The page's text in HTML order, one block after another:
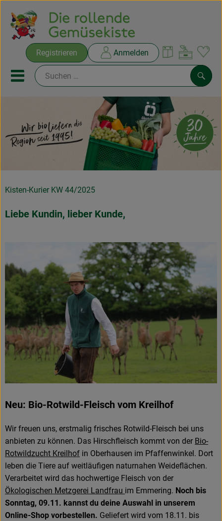
Registrieren Anmelden
Mobiles Menu öffnen oder
Rezepte
NEUES & ANGEBOTE
Ökokisten
Naturkost
Getränke
Drogerie & Diverses
Lieferservice
Kisten-Kurier KW 44/2025
Liebe Kundin, lieber Kunde,
Neu: Bio-Rotwild-Fleisch vom Kreilhof
Wir freuen uns, erstmalig frisches Rotwild-Fleisch bei uns
anbieten zu können. Das Hirschfleisch kommt von der Bio-
Rotwildzucht Kreilhof in Oberhausen im Pfaffenwinkel. Dort
leben die Tiere auf weitläufigen naturnahen Weideflächen.
Verarbeitet wird das hochwertige Fleisch von der
Ökologischen Metzgerei Landfrau im Emmering. Noch bis
Sonntag, 09.11. kannst du deine Auswahl in unserem
Online-Shop vorbestellen. Geliefert wird vom 18.11. bis